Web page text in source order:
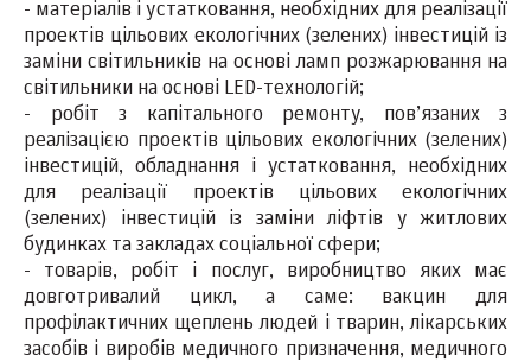
- матеріалів і устатковання, необхідних для реалізації
проектів цільових екологічних (зелених) інвестицій із
заміни світильників на основі ламп розжарювання на
світильники на основі LED-технологій;
- робіт з капітального ремонту, пов’язаних з
реалізацією проектів цільових екологічних (зелених)
інвестицій, обладнання і устатковання, необхідних
для реалізації проектів цільових екологічних
(зелених) інвестицій із заміни ліфтів у житлових
будинках та закладах соціальної сфери;
- товарів, робіт і послуг, виробництво яких має
довготривалий цикл, а саме: вакцин для
профілактичних щеплень людей і тварин, лікарських
засобів і виробів медичного призначення, медичного